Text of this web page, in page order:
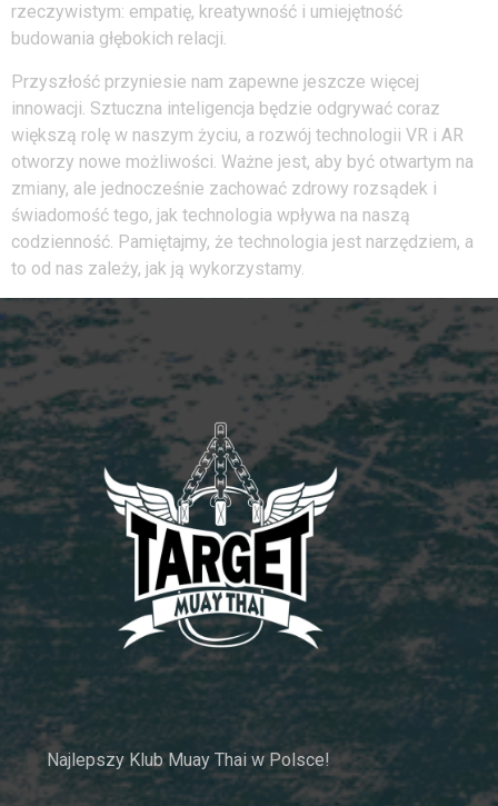
rzeczywistym: empatię, kreatywność i umiejętność
budowania głębokich relacji.
Przyszłość przyniesie nam zapewne jeszcze więcej
innowacji. Sztuczna inteligencja będzie odgrywać coraz
większą rolę w naszym życiu, a rozwój technologii VR i AR
otworzy nowe możliwości. Ważne jest, aby być otwartym na
zmiany, ale jednocześnie zachować zdrowy rozsądek i
świadomość tego, jak technologia wpływa na naszą
codzienność. Pamiętajmy, że technologia jest narzędziem, a
to od nas zależy, jak ją wykorzystamy.
Najlepszy Klub Muay Thai w Polsce!